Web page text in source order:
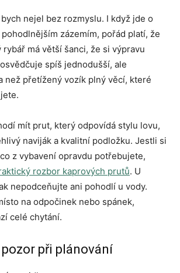
nejel bez rozmyslu. I když jde o
zázemím, pořád platí, že
má větší šanci, že si výpravu
spíš jednodušší, ale
než přetížený vozík plný věcí, které
mít prut, který odpovídá stylu lovu,
naviják a kvalitní podložku. Jestli si
z vybavení opravdu potřebujete,
rozbor kaprových prutů. U
nepodceňujte ani pohodlí u vody.
na odpočinek nebo spánek,
celé chytání.
při plánování